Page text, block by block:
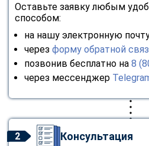
Оставьте заявку любым
способом:
на нашу электронную
через форму обратной
позвонив бесплатно на 8
через мессенджер
2 Консультация